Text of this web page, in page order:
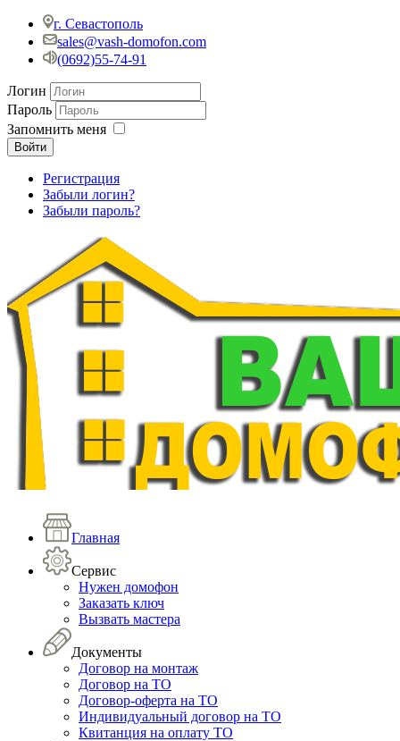
г. Севастополь
sales@vash-domofon.com
(0692)55-74-91
Логин
Пароль
Запомнить меня
Войти
Регистрация
Забыли логин?
Забыли пароль?
Главная
Сервис
Нужен домофон
Заказать ключ
Вызвать мастера
Документы
Договор на монтаж
Договор на ТО
Договор-оферта на ТО
Индивидуальный договор на ТО
Квитанция на оплату ТО